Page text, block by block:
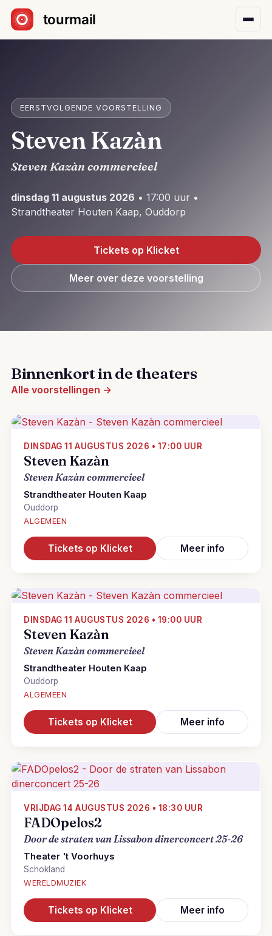
Sla navigatie over
EERSTVOLGENDE VOORSTELLING
Steven Kazàn
Steven Kazàn commercieel
dinsdag 11 augustus 2026 • 17:00 uur •
Strandtheater Houten Kaap, Ouddorp
Tickets op Klicket
Meer over deze voorstelling
Binnenkort in de theaters
Alle voorstellingen →
DINSDAG 11 AUGUSTUS 2026 • 17:00 UUR
Steven Kazàn
Steven Kazàn commercieel
Strandtheater Houten Kaap
Ouddorp
ALGEMEEN
Tickets op Klicket Meer info
DINSDAG 11 AUGUSTUS 2026 • 19:00 UUR
Steven Kazàn
Steven Kazàn commercieel
Strandtheater Houten Kaap
Ouddorp
ALGEMEEN
Tickets op Klicket Meer info
VRIJDAG 14 AUGUSTUS 2026 • 18:30 UUR
FADOpelos2
Door de straten van Lissabon dinerconcert 25-26
Theater 't Voorhuys
Schokland
WERELDMUZIEK
Tickets op Klicket Meer info